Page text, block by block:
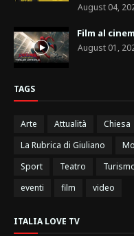
August 04,
Film al
August 01,
TAGS
Arte Attualità Chiesa
La Rubrica di Giuliano
Sport
Teatro
eventi
film video
ITALIA LOVE TV